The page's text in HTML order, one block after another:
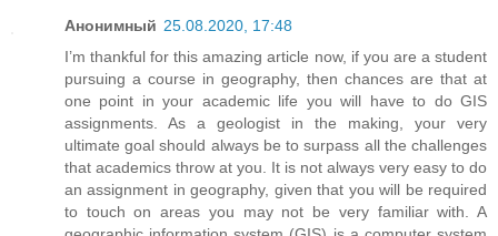
Анонимный 25.08.2020, 17:48
I’m thankful for this amazing article now, if you are a student
pursuing a course in geography, then chances are that at
one point in your academic life you will have to do GIS
assignments. As a geologist in the making, your very
ultimate goal should always be to surpass all the challenges
that academics throw at you. It is not always very easy to do
an assignment in geography, given that you will be required
to touch on areas you may not be very familiar with. A